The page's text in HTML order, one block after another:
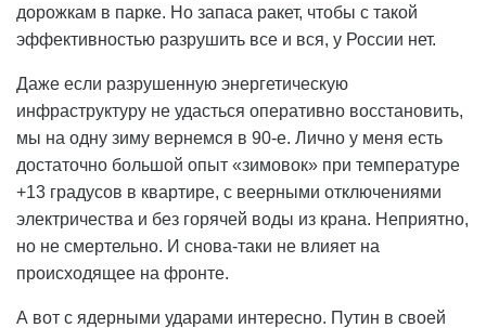
дорожкам в парке. Но запаса ракет, чтобы с такой
эффективностью разрушить все и вся, у России нет.
Даже если разрушенную энергетическую
инфраструктуру не удасться оперативно восстановить,
мы на одну зиму вернемся в 90-е. Лично у меня есть
достаточно большой опыт «зимовок» при температуре
+13 градусов в квартире, с веерными отключениями
электричества и без горячей воды из крана. Неприятно,
но не смертельно. И снова-таки не влияет на
происходящее на фронте.
А вот с ядерными ударами интересно. Путин в своей